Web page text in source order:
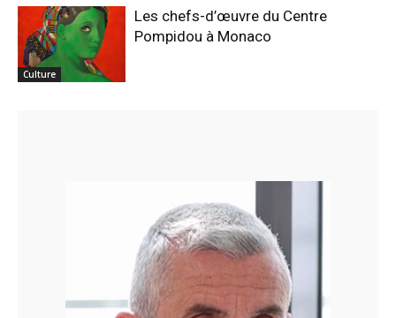
Culture
Les chefs-d’œuvre du Centre
Pompidou à Monaco